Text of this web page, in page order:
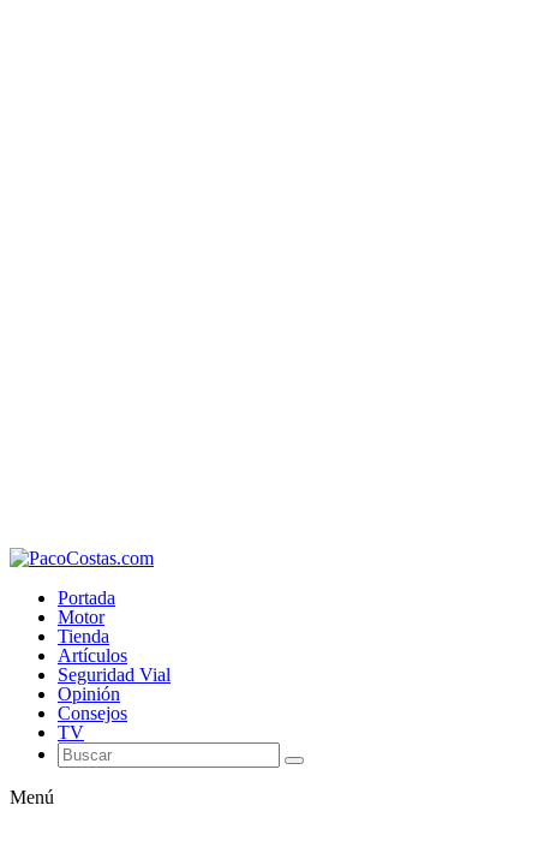
Portada
Motor
Tienda
Artículos
Seguridad Vial
Opinión
Consejos
TV
Menú